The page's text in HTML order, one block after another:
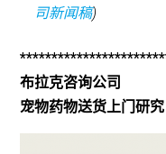
司新闻稿)
布拉克咨询公司
宠物药物送货上门研究